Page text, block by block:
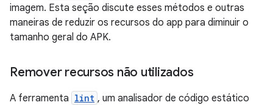
imagem. Esta seção discute esses métodos e outras
maneiras de reduzir os recursos do app para diminuir o
tamanho geral do APK.
Remover recursos não utilizados
A ferramenta lint , um analisador de código estático